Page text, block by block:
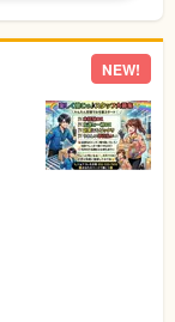
NEW!